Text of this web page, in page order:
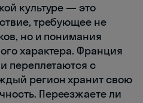
культуре — это
требующее не
но и понимания
характера. Франция
переплетаются с
регион хранит свою
Переезжаете ли